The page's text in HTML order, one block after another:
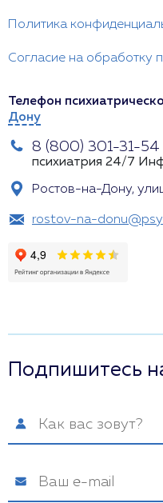
Политика
Согласие на обработку
Телефон
Дону
8 (800) 301-31-54
психиатрия 24/7
Ростов-на-Дону,
rostov-na-
Подпишитесь